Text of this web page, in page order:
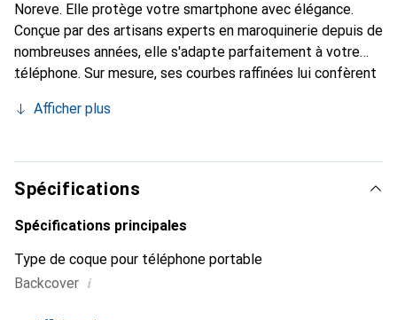
Noreve. Elle protège votre smartphone avec élégance.
Conçue par des artisans experts en maroquinerie depuis de
nombreuses années, elle s'adapte parfaitement à votre
téléphone. Sur mesure, ses courbes raffinées lui confèrent
et indispensable pour votre smartphone. Reconnu
marque Noreve est un choix sûr pour une clientèle
exigeante.
Afficher plus
Spécifications
Spécifications principales
Type de coque pour téléphone portable
Backcover i